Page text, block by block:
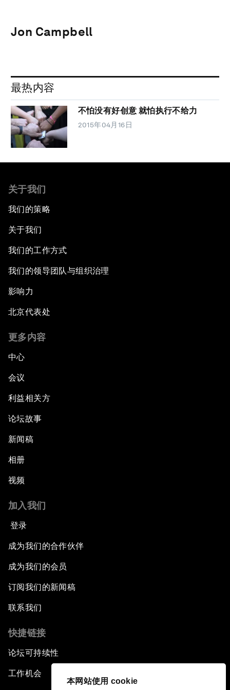
本网站使用 cookie
Jon Campbell
最热内容
不怕没有好创意 就怕执行不给力
2015年04月16日
关于我们
我们的策略
关于我们
我们的工作方式
我们的领导团队与组织治理
影响力
北京代表处
更多内容
中心
会议
利益相关方
论坛故事
新闻稿
相册
视频
加入我们
登录
成为我们的合作伙伴
成为我们的会员
订阅我们的新闻稿
联系我们
快捷链接
论坛可持续性
工作机会